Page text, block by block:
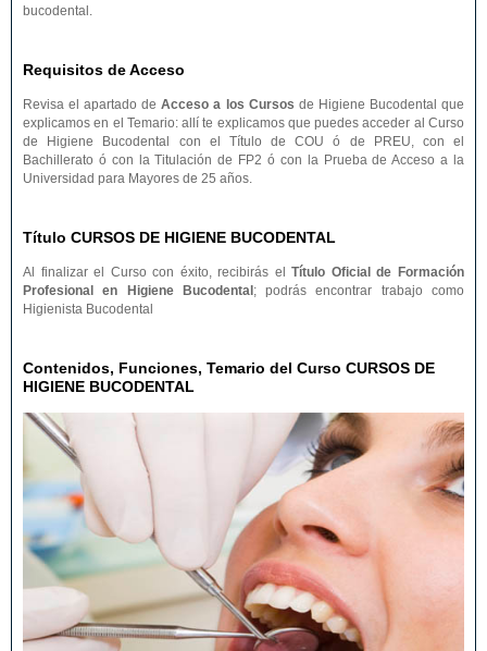
bucodental.
Requisitos de Acceso
Revisa el apartado deAcceso a los Cursos de Higiene Bucodental que
explicamos en el Temario: allí te explicamos que puedes acceder al Curso
de Higiene Bucodental con el Título de COU ó de PREU, con el
Bachillerato ó con la Titulación de FP2 ó con la Prueba de Acceso a la
Universidad para Mayores de 25 años.
Título CURSOS DE HIGIENE BUCODENTAL
Al finalizar el Curso con éxito, recibirás elTítulo Oficial de Formación
Profesional en Higiene Bucodental ; podrás encontrar trabajo como
Higienista Bucodental
Contenidos, Funciones, Temario del Curso CURSOS DE
HIGIENE BUCODENTAL